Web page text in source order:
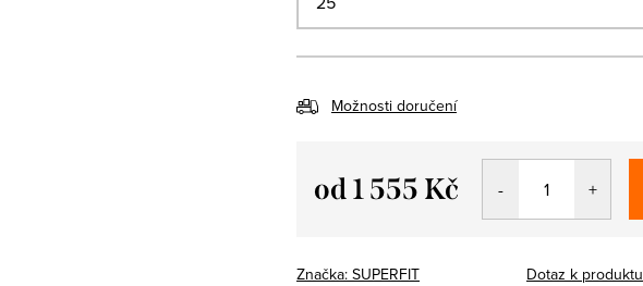
Možnosti doručení
od1 555 Kč
Značka: SUPERFIT Dotaz k produktu